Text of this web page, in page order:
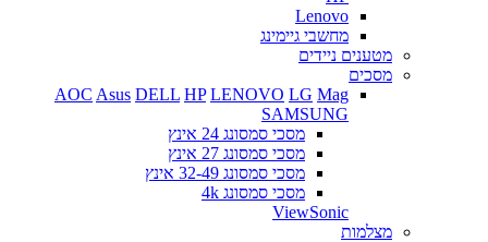
Lenovo
מחשבי גיימינג
מטענים ניידים
מסכים
AOC Asus DELL HP LENOVO LG Mag
SAMSUNG
מסכי סמסונג 24 אינץ
מסכי סמסונג 27 אינץ
מסכי סמסונג 32-49 אינץ
מסכי סמסונג 4k
ViewSonic
מצלמות